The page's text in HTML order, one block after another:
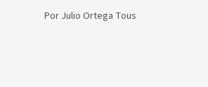
Por Julio Ortega Tous